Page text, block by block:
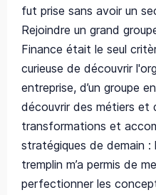
fut prise sans avoir un
Rejoindre un grand
Finance était le seul
curieuse de découvrir
entreprise, d’un groupe
découvrir des métiers et
transformations et
stratégiques de demain :
tremplin m’a permis de
perfectionner les